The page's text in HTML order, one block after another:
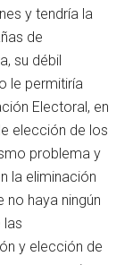
y tendría la
de
su débil
le permitiría
Electoral, en
elección de los
problema y
la eliminación
no haya ningún
las
y elección de